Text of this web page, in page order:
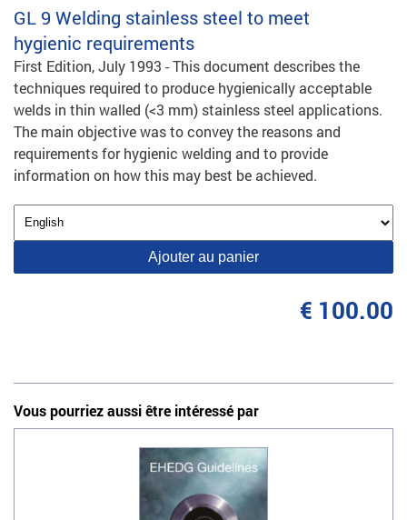
GL 9 Welding stainless steel to meet
hygienic requirements
First Edition, July 1993 - This document describes the
techniques required to produce hygienically acceptable
welds in thin walled (<3 mm) stainless steel applications.
The main objective was to convey the reasons and
requirements for hygienic welding and to provide
information on how this may best be achieved.
Ajouter au panier
€ 100.00
Vous pourriez aussi être intéressé par